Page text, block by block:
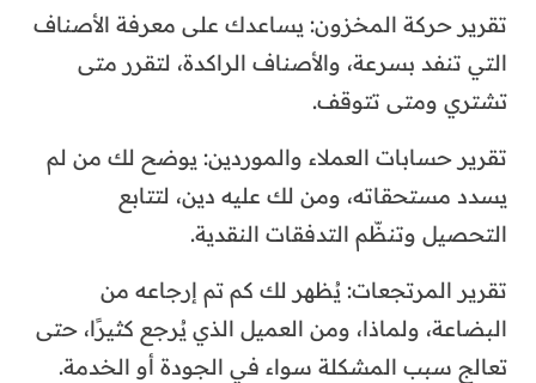
تقرير حركة المخزون: يساعدك على معرفة الأصناف
التي تنفد بسرعة، والأصناف الراكدة، لتقرر متى
تشتري ومتى تتوقف.
تقرير حسابات العملاء والموردين: يوضح لك من لم
يسدد مستحقاته، ومن لك عليه دين، لتتابع
التحصيل وتنظّم التدفقات النقدية.
تقرير المرتجعات: يُظهر لك كم تم إرجاعه من
البضاعة، ولماذا، ومن العميل الذي يُرجع كثيرًا، حتى
تعالج سبب المشكلة سواء في الجودة أو الخدمة.